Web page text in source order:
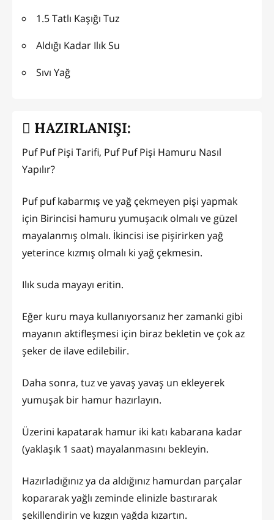
1.5 Tatlı Kaşığı Tuz
Aldığı Kadar Ilık Su
Sıvı Yağ
HAZIRLANIŞI:
Puf Puf Pişi Tarifi, Puf Puf Pişi Hamuru Nasıl
Yapılır?
Puf puf kabarmış ve yağ çekmeyen pişi yapmak
için Birincisi hamuru yumuşacık olmalı ve güzel
mayalanmış olmalı. İkincisi ise pişirirken yağ
yeterince kızmış olmalı ki yağ çekmesin.
Ilık suda mayayı eritin.
Eğer kuru maya kullanıyorsanız her zamanki gibi
mayanın aktifleşmesi için biraz bekletin ve çok az
şeker de ilave edilebilir.
Daha sonra, tuz ve yavaş yavaş un ekleyerek
yumuşak bir hamur hazırlayın.
Üzerini kapatarak hamur iki katı kabarana kadar
(yaklaşık 1 saat) mayalanmasını bekleyin.
Hazırladığınız ya da aldığınız hamurdan parçalar
kopararak yağlı zeminde elinizle bastırarak
şekillendirin ve kızgın yağda kızartın.